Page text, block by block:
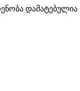
დამატებულია